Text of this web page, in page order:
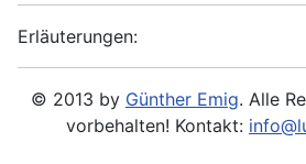
Erläuterungen:
© 2013 by Günther Emig. Alle
vorbehalten! Kontakt: